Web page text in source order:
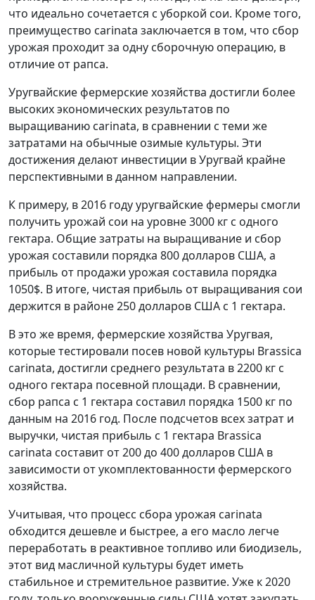
что идеально сочетается с уборкой сои. Кроме того,
преимущество carinata заключается в том, что сбор
урожая проходит за одну сборочную операцию, в
отличие от рапса.
Уругвайские фермерские хозяйства достигли более
высоких экономических результатов по
выращиванию carinata, в сравнении с теми же
затратами на обычные озимые культуры. Эти
достижения делают инвестиции в Уругвай крайне
перспективными в данном направлении.
К примеру, в 2016 году уругвайские фермеры смогли
получить урожай сои на уровне 3000 кг с одного
гектара. Общие затраты на выращивание и сбор
урожая составили порядка 800 долларов США, а
прибыль от продажи урожая составила порядка
1050$. В итоге, чистая прибыль от выращивания сои
держится в районе 250 долларов США с 1 гектара.
В это же время, фермерские хозяйства Уругвая,
которые тестировали посев новой культуры Brassica
carinata, достигли среднего результата в 2200 кг с
одного гектара посевной площади. В сравнении,
сбор рапса с 1 гектара составил порядка 1500 кг по
данным на 2016 год. После подсчетов всех затрат и
выручки, чистая прибыль с 1 гектара Brassica
carinata составит от 200 до 400 долларов США в
зависимости от укомплектованности фермерского
хозяйства.
Учитывая, что процесс сбора урожая carinata
обходится дешевле и быстрее, а его масло легче
переработать в реактивное топливо или биодизель,
этот вид масличной культуры будет иметь
стабильное и стремительное развитие. Уже к 2020